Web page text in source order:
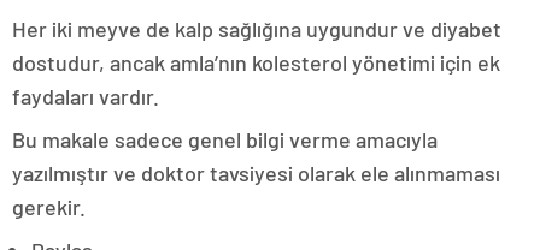
Her iki meyve de kalp sağlığına uygundur ve diyabet
dostudur, ancak amla’nın kolesterol yönetimi için ek
faydaları vardır.
Bu makale sadece genel bilgi verme amacıyla
yazılmıştır ve doktor tavsiyesi olarak ele alınmaması
gerekir.